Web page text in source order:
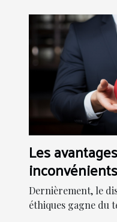
Les
dans une
Dernièrement, le
éthiques gagne du